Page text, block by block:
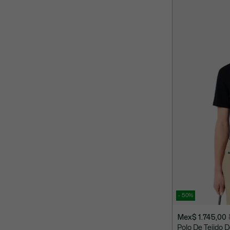
- 50%
Mex$ 1.745,00
Precio
Precio
Polo De Tejido